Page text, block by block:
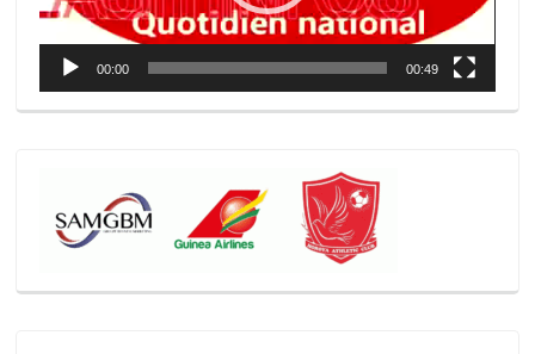
00:00 00:49